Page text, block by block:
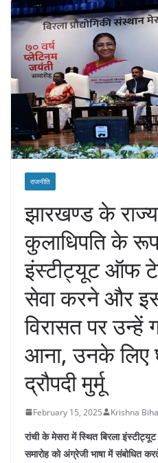
राजनीति
झारखण्ड के
कुलाधिपति के
इंस्टीट्यूट ऑफ
सेवा करने और
विरासत पर उन्हें
आना, उनके लिए
द्रौपदी मुर्मू
February 15, 2025 Krishna
रांची के मेसरा में स्थित बिरला
समारोह को अंग्रेजी भाषा में संबोधित